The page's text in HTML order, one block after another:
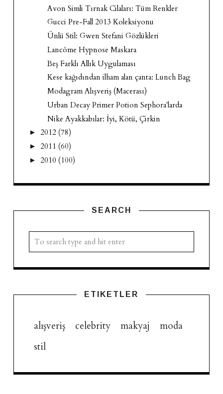
Avon Simli Tırnak Cilaları: Tüm Renkler
Gucci Pre-Fall 2013 Koleksiyonu
Ünlü Stil: Gwen Stefani Gözlükleri
Lancôme Hypnose Maskara
Beş Farklı Allık Uygulaması
Kese kağıdından ilham alan çanta: Lunch Bag
Modagram Alışveriş (Macerası)
Urban Decay Primer Potion Sephora'larda
Nike Ayakkabılar: İyi, Kötü, Çirkin
► 2012 (78)
► 2011 (60)
► 2010 (100)
SEARCH
ETIKETLER
alışveriş celebrity makyaj
moda
stil